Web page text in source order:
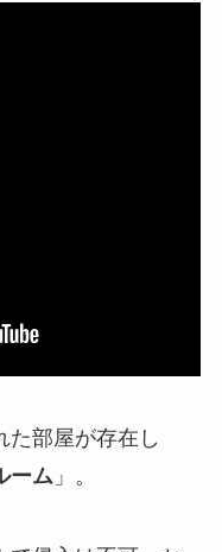
た部屋が存在し
ーム」。